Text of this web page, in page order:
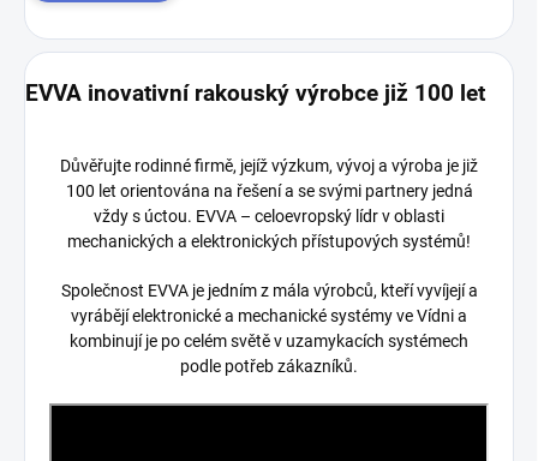
EVVA inovativní rakouský výrobce již 100 let
Důvěřujte rodinné firmě, jejíž výzkum, vývoj a výroba je již
100 let orientována na řešení a se svými partnery jedná
vždy s úctou. EVVA – celoevropský lídr v oblasti
mechanických a elektronických přístupových systémů!
Společnost EVVA je jedním z mála výrobců, kteří vyvíjejí a
vyrábějí elektronické a mechanické systémy ve Vídni a
kombinují je po celém světě v uzamykacích systémech
podle potřeb zákazníků.